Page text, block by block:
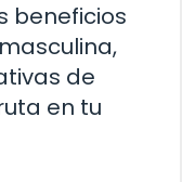
beneficios
de
en tu